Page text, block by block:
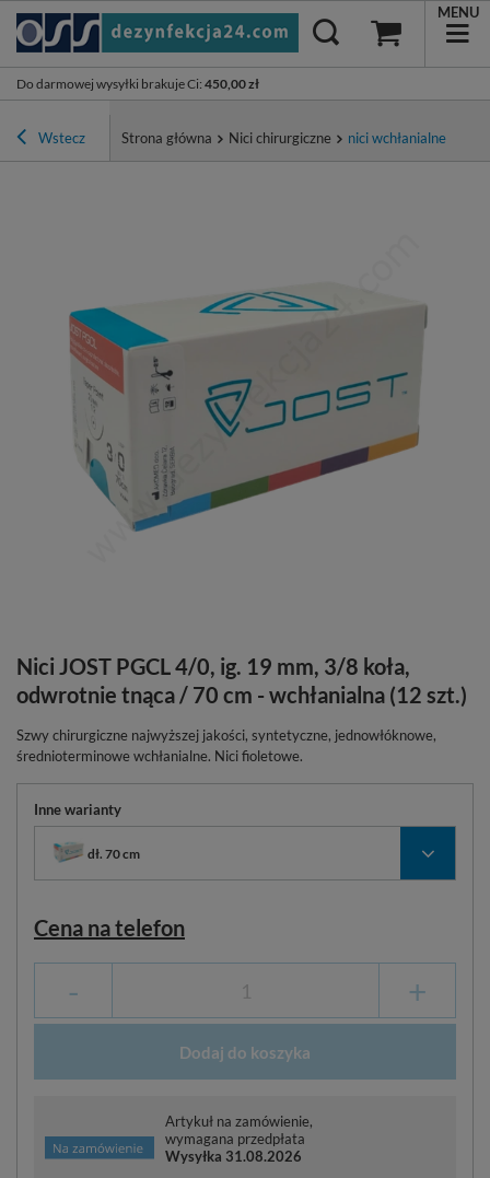
Do darmowej wysyłki brakuje Ci: 450,00 zł
MENU
Wstecz Strona główna Nici chirurgiczne nici wchłanialne
Nici JOST PGCL 4/0, ig. 19 mm, 3/8 koła,
odwrotnie tnąca / 70 cm - wchłanialna (12 szt.)
Szwy chirurgiczne najwyższej jakości, syntetyczne, jednowłóknowe,
średnioterminowe wchłanialne. Nici fioletowe.
Inne warianty
dł. 70 cm
Cena na telefon
- +
Dodaj do koszyka
Artykuł na zamówienie,
wymagana przedpłata
Wysyłka 31.08.2026